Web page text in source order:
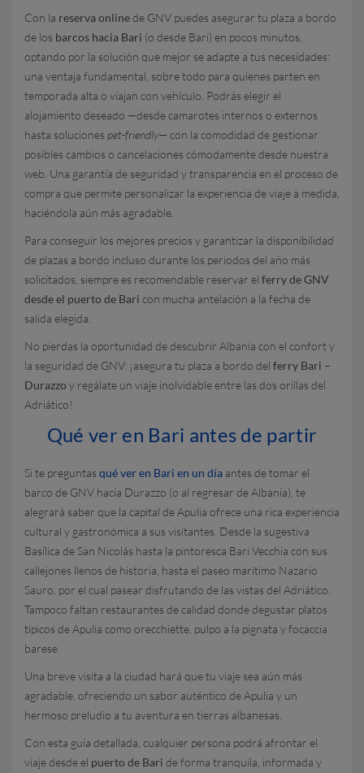
Con la reserva onlinede GNV puedes asegurar tu plaza a bordo
de los barcos hacia Bari (o desde Bari) en pocos minutos,
optando por la solución que mejor se adapte a tus necesidades:
una ventaja fundamental, sobre todo para quienes parten en
temporada alta o viajan con vehículo. Podrás elegir el
alojamiento deseado —desde camarotes internos o externos
hasta soluciones pet-friendly— con la comodidad de gestionar
posibles cambios o cancelaciones cómodamente desde nuestra
web. Una garantía de seguridad y transparencia en el proceso de
compra que permite personalizar la experiencia de viaje a medida,
haciéndola aún más agradable.
Para conseguir los mejores precios y garantizar la disponibilidad
de plazas a bordo incluso durante los periodos del año más
solicitados, siempre es recomendable reservar el ferry de GNV
desde el puerto de Bari con mucha antelación a la fecha de
salida elegida.
No pierdas la oportunidad de descubrir Albania con el confort y
la seguridad de GNV: ¡asegura tu plaza a bordo del ferry Bari –
Durazzo y regálate un viaje inolvidable entre las dos orillas del
Adriático!
Qué ver en Bari antes de partir
Si te preguntas qué ver en Bari en un día antes de tomar el
barco de GNV hacia Durazzo (o al regresar de Albania), te
alegrará saber que la capital de Apulia ofrece una rica experiencia
cultural y gastronómica a sus visitantes. Desde la sugestiva
Basílica de San Nicolás hasta la pintoresca Bari Vecchia con sus
callejones llenos de historia, hasta el paseo marítimo Nazario
Sauro, por el cual pasear disfrutando de las vistas del Adriático.
Tampoco faltan restaurantes de calidad donde degustar platos
típicos de Apulia como orecchiette, pulpo a la pignata y focaccia
barese.
Una breve visita a la ciudad hará que tu viaje sea aún más
agradable, ofreciendo un sabor auténtico de Apulia y un
hermoso preludio a tu aventura en tierras albanesas.
Con esta guía detallada, cualquier persona podrá afrontar el
viaje desde el puerto de Bari de forma tranquila, informada y